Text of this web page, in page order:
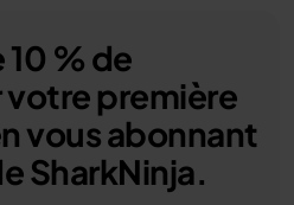
% de
première
vous abonnant
SharkNinja.